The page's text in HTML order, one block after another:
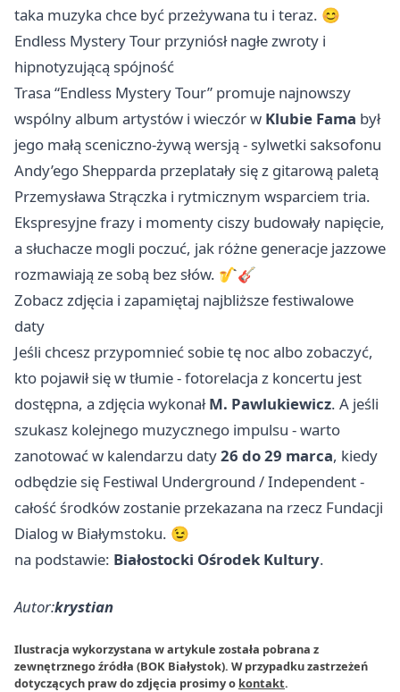
taka muzyka chce być przeżywana tu i teraz. 😊
Endless Mystery Tour przyniósł nagłe zwroty i
hipnotyzującą spójność
Trasa “Endless Mystery Tour” promuje najnowszy
wspólny album artystów i wieczór w Klubie Fama był
jego małą sceniczno-żywą wersją - sylwetki saksofonu
Andy’ego Shepparda przeplatały się z gitarową paletą
Przemysława Strączka i rytmicznym wsparciem tria.
Ekspresyjne frazy i momenty ciszy budowały napięcie,
a słuchacze mogli poczuć, jak różne generacje jazzowe
rozmawiają ze sobą bez słów. 🎷🎸
Zobacz zdjęcia i zapamiętaj najbliższe festiwalowe
daty
Jeśli chcesz przypomnieć sobie tę noc albo zobaczyć,
kto pojawił się w tłumie - fotorelacja z koncertu jest
dostępna, a zdjęcia wykonałM. Pawlukiewicz. A jeśli
szukasz kolejnego muzycznego impulsu - warto
zanotować w kalendarzu daty26 do 29 marca, kiedy
odbędzie się Festiwal Underground / Independent -
całość środków zostanie przekazana na rzecz Fundacji
Dialog w Białymstoku. 😉
na podstawie: Białostocki Ośrodek Kultury.
Autor:krystian
Ilustracja wykorzystana w artykule została pobrana z
zewnętrznego źródła (BOK Białystok). W przypadku zastrzeżeń
dotyczących praw do zdjęcia prosimy o kontakt.